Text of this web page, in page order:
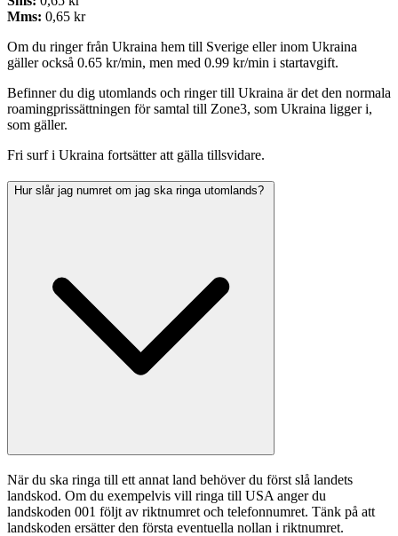
Mms: 0,65 kr
Om du ringer från Ukraina hem till Sverige eller inom Ukraina
gäller också 0.65 kr/min, men med 0.99 kr/min i startavgift.
Befinner du dig utomlands och ringer till Ukraina är det den normala
roamingprissättningen för samtal till Zone3, som Ukraina ligger i,
som gäller.
Fri surf i Ukraina fortsätter att gälla tillsvidare.
Hur slår jag numret om jag ska ringa utomlands?
När du ska ringa till ett annat land behöver du först slå landets
landskod. Om du exempelvis vill ringa till USA anger du
landskoden 001 följt av riktnumret och telefonnumret. Tänk på att
landskoden ersätter den första eventuella nollan i riktnumret.